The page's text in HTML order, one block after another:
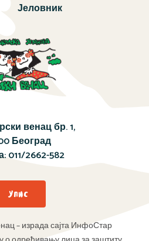
Јеловник
венац бр. 1,
Београд
011/2662-582
Упис
– израда сајта ИнфоСтар